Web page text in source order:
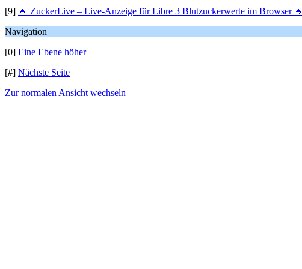
[9] 🔹 ZuckerLive – Live-Anzeige für Libre 3 Blutzuckerwerte im Browser 🔹
Navigation
[0] Eine Ebene höher
[#] Nächste Seite
Zur normalen Ansicht wechseln